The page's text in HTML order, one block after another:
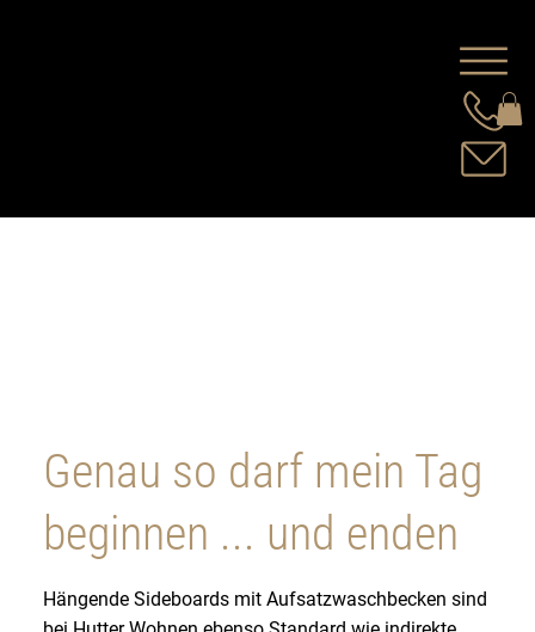
Genau so darf mein Tag
beginnen ... und enden
Hängende Sideboards mit Aufsatzwaschbecken sind